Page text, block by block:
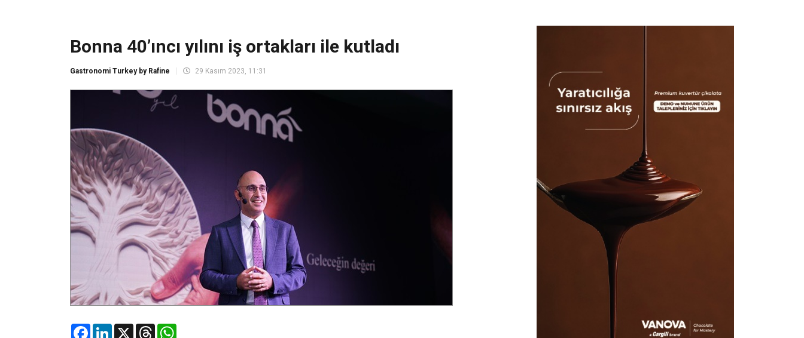
Bonna 40’ıncı yılını iş ortakları ile kutladı
Gastronomi Turkey by Rafine 29 Kasım 2023, 11:31
FacebookLinkedIn
X Threads